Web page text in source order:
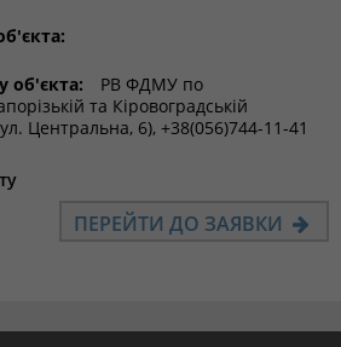
об'єкта:
РВ ФДМУ по
та Кіровоградській
Центральна, 6), +38(056)744-11-41
ПЕРЕЙТИ ДО ЗАЯВКИ